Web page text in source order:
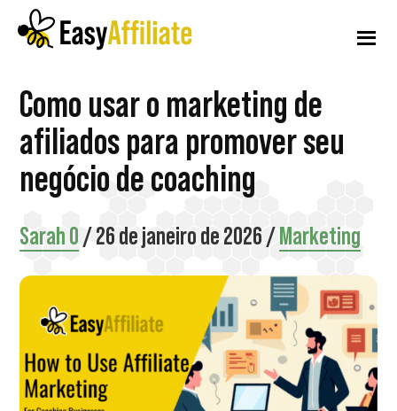
para
principal
para
lateral
principal
para
Menu
adicional
Afiliado
fácil
Inicie
um
programa
de
em
seu
WordPress
Como usar o marketing de
afiliados para promover seu
negócio de coaching
Sarah O/26 de janeiro de 2026/ Marketing